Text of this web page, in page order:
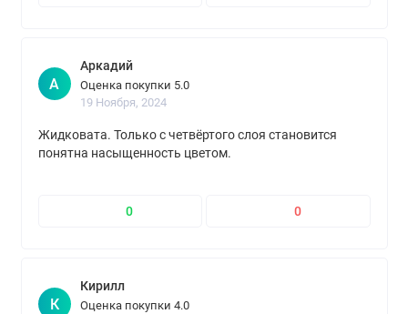
А
Аркадий
Оценка покупки 5.0
19 Ноября, 2024
Жидковата. Только с четвёртого слоя становится
понятна насыщенность цветом.
0 0
К
Кирилл
Оценка покупки 4.0